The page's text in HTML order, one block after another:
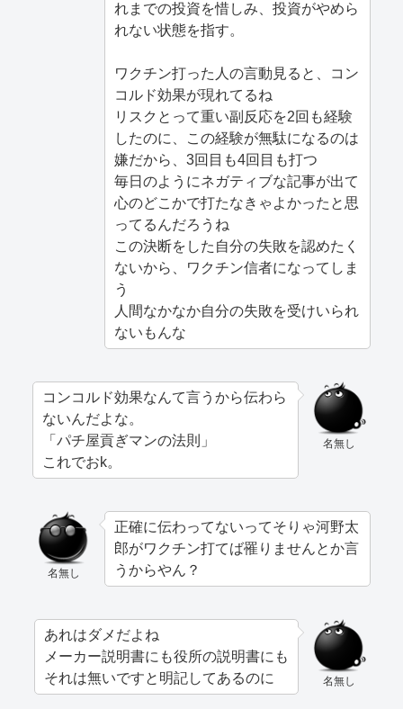
れまでの投資を惜しみ、投資がやめら
れない状態を指す。
ワクチン打った人の言動見ると、コン
コルド効果が現れてるね
リスクとって重い副反応を2回も経験
したのに、この経験が無駄になるのは
嫌だから、3回目も4回目も打つ
毎日のようにネガティブな記事が出て
心のどこかで打たなきゃよかったと思
ってるんだろうね
この決断をした自分の失敗を認めたく
ないから、ワクチン信者になってしま
う
人間なかなか自分の失敗を受けいられ
ないもんな
名無し
コンコルド効果なんて言うから伝わら
ないんだよな。
「パチ屋貢ぎマンの法則」
これでおk。
名無し
正確に伝わってないってそりゃ河野太
郎がワクチン打てば罹りませんとか言
うからやん？
名無し
あれはダメだよね
メーカー説明書にも役所の説明書にも
それは無いですと明記してあるのに